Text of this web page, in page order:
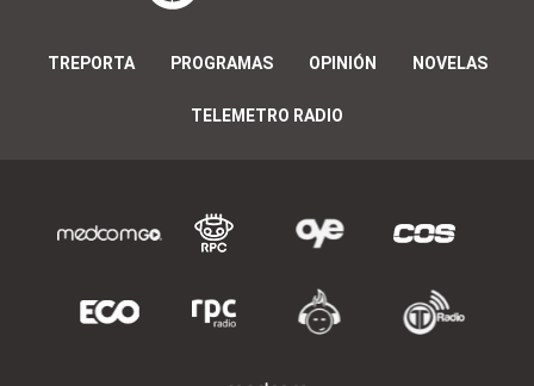
TREPORTA PROGRAMAS OPINIÓN NOVELAS
TELEMETRO RADIO